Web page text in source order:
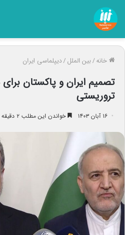
خانه/بین الملل/دیپلماسی ایران
تصمیم ایران و پاکستان
تروریستی
۱۶ آبان ۱۴۰۳ خواندن این مطلب ۲ دقیقه زمان میبرد